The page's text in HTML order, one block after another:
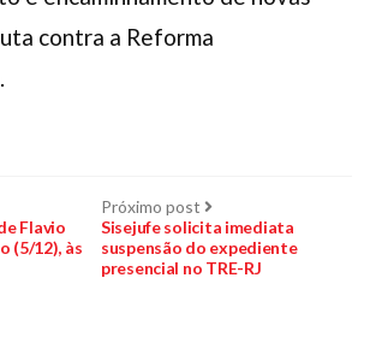
contra a Reforma
Flavio
(5/12), às
Próximo post Próximo
post:
Sisejufe solicita imediata
suspensão do expediente
presencial no TRE-RJ